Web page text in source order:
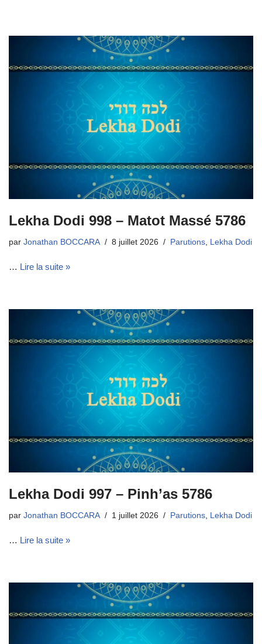
Lekha Dodi 998 – Matot Massé 5786
par Jonathan BOCCARA 8 juillet 2026 Parutions Lekha Dodi
… Lire la suite »
Lekha Dodi 997 – Pinh’as 5786
par Jonathan BOCCARA 1 juillet 2026 Parutions Lekha Dodi
… Lire la suite »